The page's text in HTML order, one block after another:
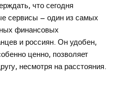
что сегодня
сервисы – один из самых
финансовых
и россиян. Он удобен,
ценно, позволяет
несмотря на расстояния.